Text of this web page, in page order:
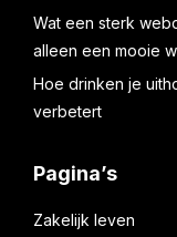
Wat een sterk
alleen een mooie
Hoe drinken je
verbetert
Pagina’s
Zakelijk leven